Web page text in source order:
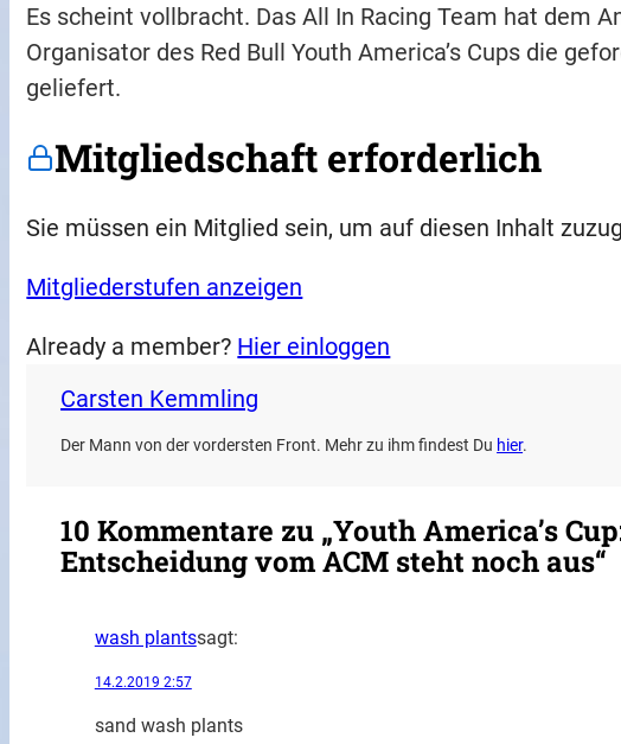
Es scheint vollbracht. Das All In Racing Team hat dem
Organisator des Red Bull Youth America’s Cups die
geliefert.
Mitgliedschaft erforderlich
Sie müssen ein Mitglied sein, um auf diesen Inhalt
Mitgliederstufen anzeigen
Already a member? Hier einloggen
Carsten Kemmling
Der Mann von der vordersten Front. Mehr zu ihm findest Du hier.
10 Kommentare zu „Youth America’s
Entscheidung vom ACM steht noch aus“
wash plantssagt:
14.2.2019 2:57
sand wash plants